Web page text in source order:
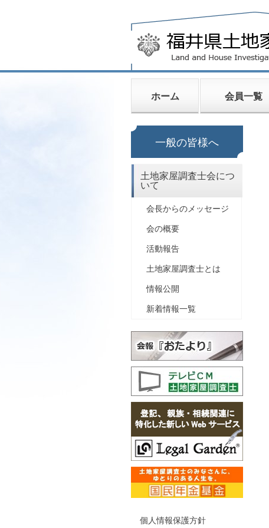
ホーム 会員一覧
一般の皆様へ
土地家屋調査士会につ
いて
会長からのメッセージ
会の概要
活動報告
土地家屋調査士とは
情報公開
新着情報一覧
個人情報保護方針